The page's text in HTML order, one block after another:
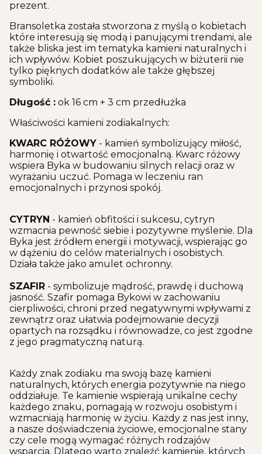
prezent.
Bransoletka została stworzona z myślą o kobietach
które interesują się modą i panującymi trendami, ale
także bliska jest im tematyka kamieni naturalnych i
ich wpływów. Kobiet poszukujących w biżuterii nie
tylko pięknych dodatków ale także głębszej
symboliki.
Długość : ok 16 cm + 3 cm przedłużka
Właściwości kamieni zodiakalnych:
KWARC RÓŻOWY - kamień symbolizujący miłość,
harmonię i otwartość emocjonalną. Kwarc różowy
wspiera Byka w budowaniu silnych relacji oraz w
wyrażaniu uczuć. Pomaga w leczeniu ran
emocjonalnych i przynosi spokój.
CYTRYN - kamień obfitości i sukcesu, cytryn
wzmacnia pewność siebie i pozytywne myślenie. Dla
Byka jest źródłem energii i motywacji, wspierając go
w dążeniu do celów materialnych i osobistych.
Działa także jako amulet ochronny.
SZAFIR - symbolizuje mądrość, prawdę i duchową
jasność. Szafir pomaga Bykowi w zachowaniu
cierpliwości, chroni przed negatywnymi wpływami z
zewnątrz oraz ułatwia podejmowanie decyzji
opartych na rozsądku i równowadze, co jest zgodne
z jego pragmatyczną naturą.
Każdy znak zodiaku ma swoją bazę kamieni
naturalnych, których energia pozytywnie na niego
oddziałuje. Te kamienie wspierają unikalne cechy
każdego znaku, pomagają w rozwoju osobistym i
wzmacniają harmonię w życiu. Każdy z nas jest inny,
a nasze doświadczenia życiowe, emocjonalne stany
czy cele mogą wymagać różnych rodzajów
wsparcia. Dlatego warto znaleźć kamienie, których